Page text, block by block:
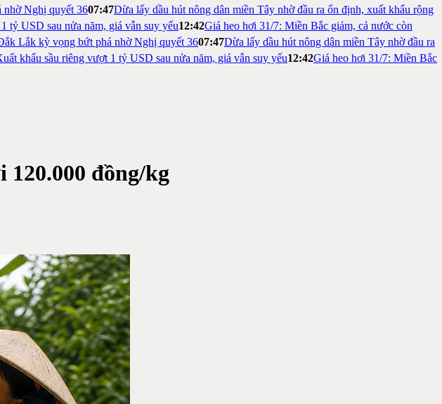
nhờ Nghị quyết 3607:47Dừa lấy dầu hút nông dân miền Tây nhờ đầu ra ổn định, xuất khẩu rộng
tỷ USD sau nửa năm, giá vẫn suy yếu12:42Giá heo hơi 31/7: Miền Bắc giảm, cả nước còn
Lắk kỳ vọng bứt phá nhờ Nghị quyết 3607:47Dừa lấy dầu hút nông dân miền Tây nhờ đầu ra
khẩu sầu riêng vượt 1 tỷ USD sau nửa năm, giá vẫn suy yếu12:42Giá heo hơi 31/7: Miền Bắc
đồng/kg